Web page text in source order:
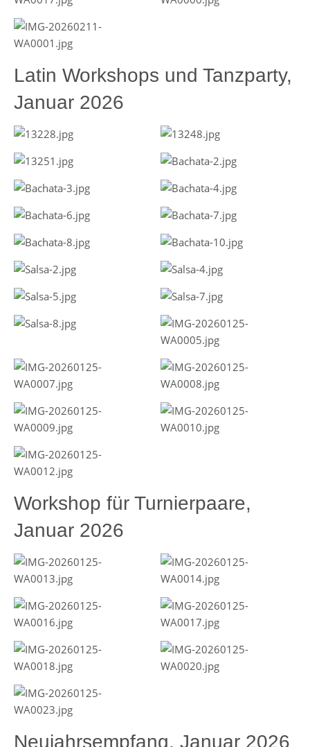
Latin Workshops und Tanzparty,
Januar 2026
Workshop für Turnierpaare,
Januar 2026
Neujahrsempfang, Januar 2026